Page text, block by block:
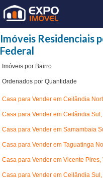
Imóveis Residenciais
Federal
Imóveis por Bairro
Ordenados por Quantidade
Casa para Vender em Ceilândia
Casa para Vender em Ceilândia
Casa para Vender em Samambaia
Casa para Vender em Taguatinga
Casa para Vender em Vicente Pires,
Casa para Vender em Ceilândia